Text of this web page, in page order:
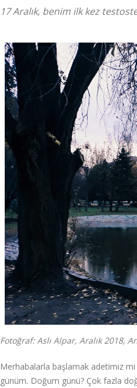
17 Aralık, benim ilk kez
Fotoğraf: Aslı Alpar, Aralık 2018,
Merhabalarla başlamak adetimiz
günüm. Doğum günü? Çok fazla